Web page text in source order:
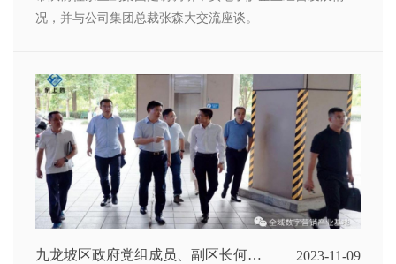
况，并与公司集团总裁张森大交流座谈。
九龙坡区政府党组成员、副区长何渡
2023-11-09